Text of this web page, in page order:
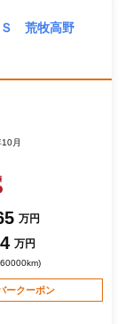
Ｓ 荒牧高野
月
万円
万円
ークーポン